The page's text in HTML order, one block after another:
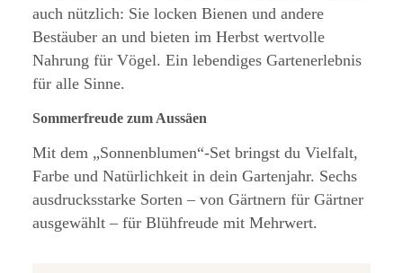
auch nützlich: Sie locken Bienen und andere
Bestäuber an und bieten im Herbst wertvolle
Nahrung für Vögel. Ein lebendiges Gartenerlebnis
für alle Sinne.
Sommerfreude zum Aussäen
Mit dem „Sonnenblumen“-Set bringst du Vielfalt,
Farbe und Natürlichkeit in dein Gartenjahr. Sechs
ausdrucksstarke Sorten – von Gärtnern für Gärtner
ausgewählt – für Blühfreude mit Mehrwert.